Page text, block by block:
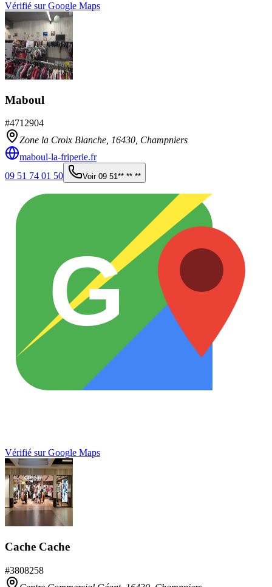
Vérifié sur Google Maps
Maboul
#4712904
Zone la Croix Blanche, 16430, Champniers
maboul-la-friperie.fr
09 51 74 01 50
Voir 09 51** ** **
G
Vérifié sur Google Maps
Cache Cache
#3808258